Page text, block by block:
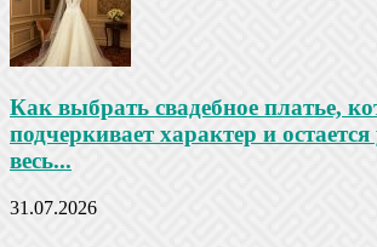
Как выбрать свадебное платье,
подчеркивает характер и
весь...
31.07.2026